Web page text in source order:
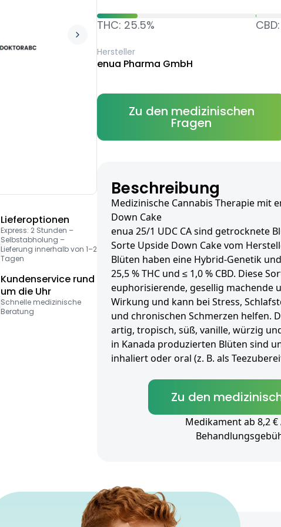
Lieferoptionen
Express: 2 Stunden –
Selbstabholung –
Lieferung innerhalb von 1–2
Tagen
Kundenservice rund
um die Uhr
Schnelle medizinische
Beratung
THC: 25.5%
Hersteller
enua Pharma GmbH
Zu den medizinischen
Fragen
Beschreibung
Medizinische Cannabis Therapie mit
Down Cake
enua 25/1 UDC CA sind getrocknete
Sorte Upside Down Cake vom
Blüten haben eine Hybrid-Genetik
25,5 % THC und ≤ 1,0 % CBD. Diese
euphorisierende, gesellig machende
Wirkung und kann bei Stress,
und chronischen Schmerzen helfen.
artig, tropisch, süß, vanille, würzig
in Kanada produzierten Blüten sind
inhaliert oder oral (z. B. als
Zu den
Medikament ab 8,2